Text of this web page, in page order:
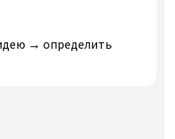
→ определить